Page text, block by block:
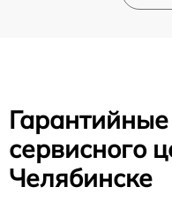
сервисного
Челябинске